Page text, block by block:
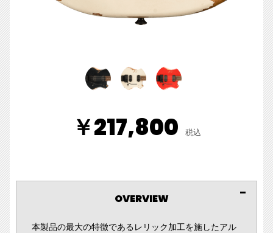
￥217,800 税込
OVERVIEW
本製品の最大の特徴であるレリック加工を施したアル